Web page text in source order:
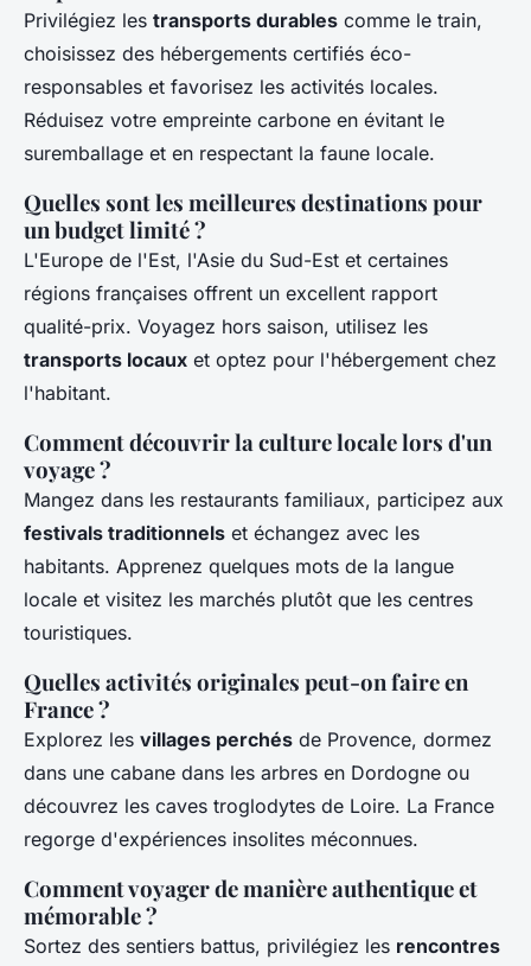
Privilégiez les transports durables comme le train,
choisissez des hébergements certifiés éco-
responsables et favorisez les activités locales.
Réduisez votre empreinte carbone en évitant le
suremballage et en respectant la faune locale.
Quelles sont les meilleures destinations pour
un budget limité ?
L'Europe de l'Est, l'Asie du Sud-Est et certaines
régions françaises offrent un excellent rapport
qualité-prix. Voyagez hors saison, utilisez les
transports locaux et optez pour l'hébergement chez
l'habitant.
Comment découvrir la culture locale lors d'un
voyage ?
Mangez dans les restaurants familiaux, participez aux
festivals traditionnels et échangez avec les
habitants. Apprenez quelques mots de la langue
locale et visitez les marchés plutôt que les centres
touristiques.
Quelles activités originales peut-on faire en
France ?
Explorez les villages perchés de Provence, dormez
dans une cabane dans les arbres en Dordogne ou
découvrez les caves troglodytes de Loire. La France
regorge d'expériences insolites méconnues.
Comment voyager de manière authentique et
mémorable ?
Sortez des sentiers battus, privilégiez les rencontres